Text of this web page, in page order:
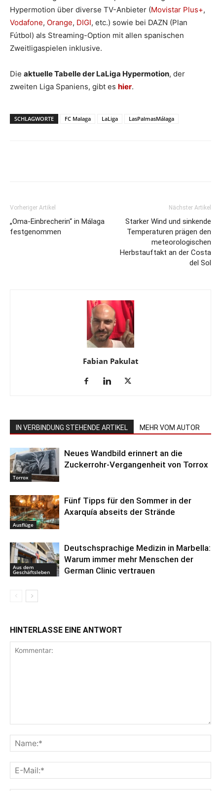
Hypermotion über diverse TV-Anbieter (Movistar Plus+,
Vodafone, Orange, DIGI, etc.) sowie bei DAZN (Plan
Fútbol) als Streaming-Option mit allen spanischen
Zweitligaspielen inklusive.
Die aktuelle Tabelle der LaLiga Hypermotion, der
zweiten Liga Spaniens, gibt es hier.
SCHLAGWORTE FC Malaga LaLiga LasPalmasMálaga
Vorheriger Artikel
„Oma-Einbrecherin“ in Málaga
festgenommen
Nächster Artikel
Starker Wind und sinkende
Temperaturen prägen den
meteorologischen
Herbstauftakt an der Costa
del Sol
Fabian Pakulat
IN VERBINDUNG STEHENDE ARTIKEL MEHR VOM AUTOR
Torrox
Neues Wandbild erinnert an die
Zuckerrohr-Vergangenheit von Torrox
Ausflüge
Fünf Tipps für den Sommer in der
Axarquía abseits der Strände
Aus dem
Geschäftsleben
Deutschsprachige Medizin in Marbella:
Warum immer mehr Menschen der
German Clinic vertrauen
HINTERLASSE EINE ANTWORT